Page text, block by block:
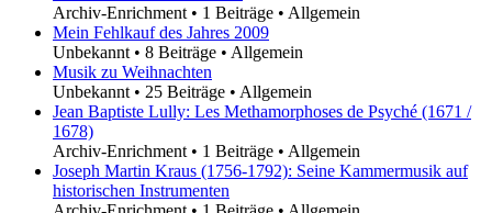
Archiv-Enrichment • 1 Beiträge • Allgemein
Mein Fehlkauf des Jahres 2009
Unbekannt • 8 Beiträge • Allgemein
Musik zu Weihnachten
Unbekannt • 25 Beiträge • Allgemein
Jean Baptiste Lully: Les Methamorphoses de Psyché (1671 /
1678)
Archiv-Enrichment • 1 Beiträge • Allgemein
Joseph Martin Kraus (1756-1792): Seine Kammermusik auf
historischen Instrumenten